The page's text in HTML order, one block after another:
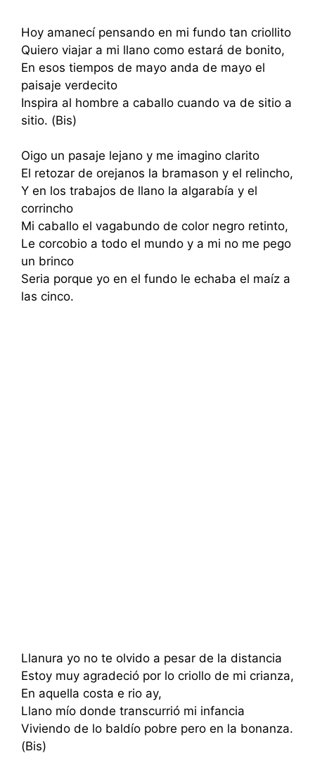
Hoy amanecí pensando en mi fundo tan criollito
Quiero viajar a mi llano como estará de bonito,
En esos tiempos de mayo anda de mayo el
paisaje verdecito
Inspira al hombre a caballo cuando va de sitio a
sitio. (Bis)
Oigo un pasaje lejano y me imagino clarito
El retozar de orejanos la bramason y el relincho,
Y en los trabajos de llano la algarabía y el
corrincho
Mi caballo el vagabundo de color negro retinto,
Le corcobio a todo el mundo y a mi no me pego
un brinco
Seria porque yo en el fundo le echaba el maíz a
las cinco.
Llanura yo no te olvido a pesar de la distancia
Estoy muy agradeció por lo criollo de mi crianza,
En aquella costa e rio ay,
Llano mío donde transcurrió mi infancia
Viviendo de lo baldío pobre pero en la bonanza.
(Bis)